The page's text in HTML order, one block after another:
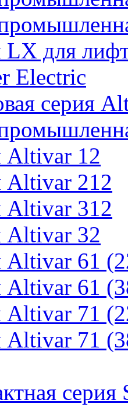
LX для
Electric
серия
Altivar 12
Altivar 212
Altivar 312
Altivar 32
Altivar 61
Altivar 61
Altivar 71
Altivar 71